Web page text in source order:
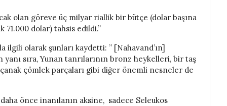
olan göreve üç milyar riallik bir bütçe (dolar başına
71.000 dolar) tahsis edildi.”
ilgili olarak şunları kaydetti: ” [Nahavand’ın]
sıra, Yunan tanrılarının bronz heykelleri, bir taş
çanak çömlek parçaları gibi diğer önemli nesneler de
önce inanılanın aksine, sadece Seleukos